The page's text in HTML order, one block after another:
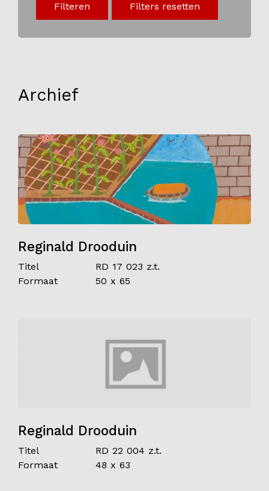
Over ons
Art Brut
Nieuws
ANBI
Fotoalbums
Partners
Contact
Filteren Filters resetten
Archief
Reginald Drooduin
Titel
RD 17 023 z.t.
Formaat
50 x 65
Reginald Drooduin
Titel
RD 22 004 z.t.
Formaat
48 x 63